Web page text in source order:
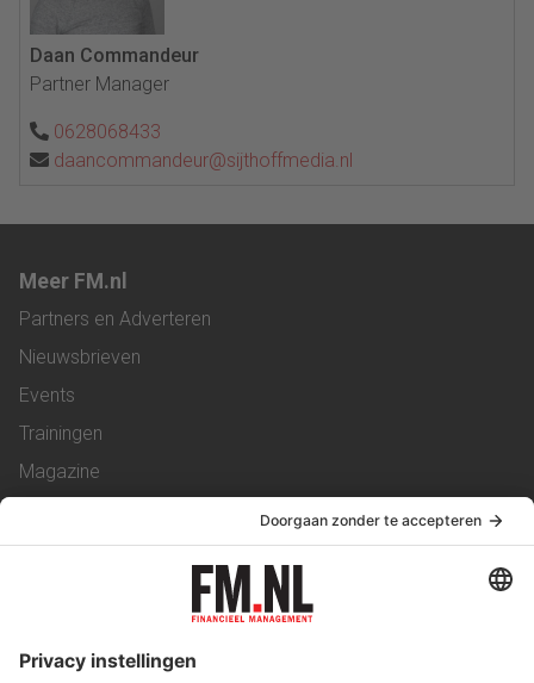
Daan Commandeur
Partner Manager
0628068433
daancommandeur@sijthoffmedia.nl
Meer FM.nl
Partners en Adverteren
Nieuwsbrieven
Events
Trainingen
Magazine
Service & Contact
Werken bij ons